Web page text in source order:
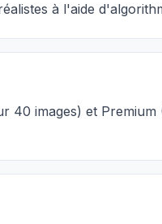
à l'aide
40 images) et